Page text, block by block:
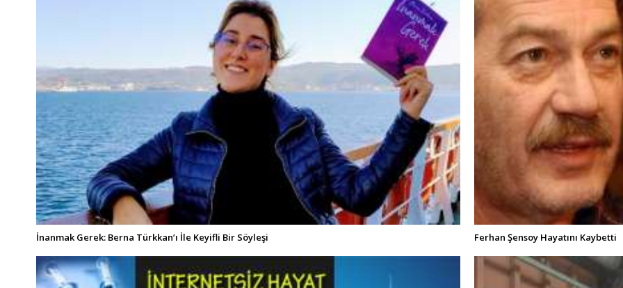
İnanmak Gerek: Berna Türkkan’ı İle Keyifli Bir Söyleşi Ferhan Şensoy Hayatını Kaybetti